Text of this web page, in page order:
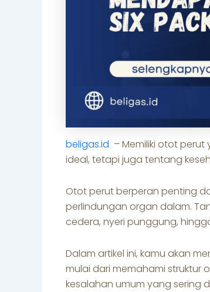
beligas.id – Memiliki otot
ideal, tetapi juga tentang
Otot perut berperan penting
perlindungan organ dalam.
cedera, nyeri punggung,
Dalam artikel ini, kamu akan
mulai dari memahami struktur
kesalahan umum yang sering